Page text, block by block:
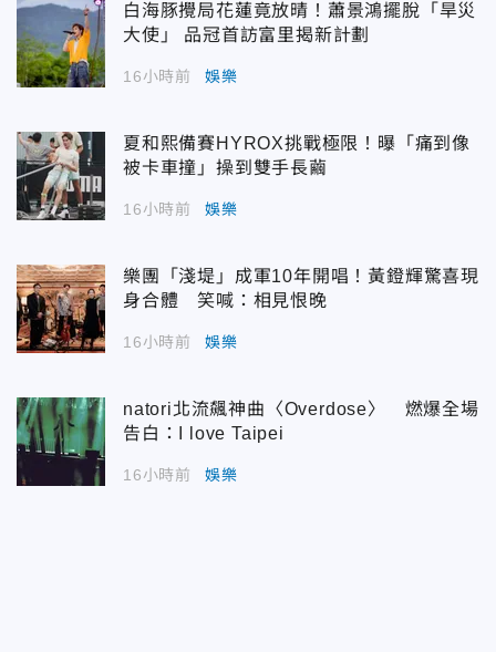
白海豚攪局花蓮竟放晴！蕭景鴻擺脫「旱災
大使」 品冠首訪富里揭新計劃
16小時前 娛樂
夏和熙備賽HYROX挑戰極限！曝「痛到像
被卡車撞」操到雙手長繭
16小時前 娛樂
樂團「淺堤」成軍10年開唱！黃鐙輝驚喜現
身合體 笑喊：相見恨晚
16小時前 娛樂
natori北流飆神曲〈Overdose〉 燃爆全場
告白：I love Taipei
16小時前 娛樂